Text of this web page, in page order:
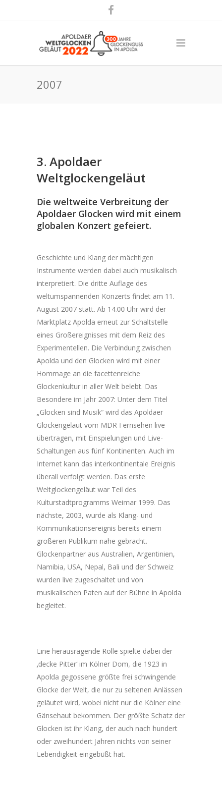
2007
3. Apoldaer
Weltglockengeläut
Die weltweite Verbreitung der
Apoldaer Glocken wird mit einem
globalen Konzert gefeiert.
Geschichte und Klang der mächtigen
Instrumente werden dabei auch musikalisch
interpretiert. Die dritte Auflage des
weltumspannenden Konzerts findet am 11.
August 2007 statt. Ab 14.00 Uhr wird der
Marktplatz Apolda erneut zur Schaltstelle
eines Großereignisses mit dem Reiz des
Experimentellen. Die Verbindung zwischen
Apolda und den Glocken wird mit einer
Hommage an die facettenreiche
Glockenkultur in aller Welt belebt. Das
Besondere im Jahr 2007: Unter dem Titel
„Glocken sind Musik“ wird das Apoldaer
Glockengeläut vom MDR Fernsehen live
übertragen, mit Einspielungen und Live-
Schaltungen aus fünf Kontinenten. Auch im
Internet kann das interkontinentale Ereignis
überall verfolgt werden. Das erste
Weltglockengeläut war Teil des
Kulturstadtprogramms Weimar 1999. Das
nächste, 2003, wurde als Klang- und
Kommunikationsereignis bereits einem
größeren Publikum nahe gebracht.
Glockenpartner aus Australien, Argentinien,
Namibia, USA, Nepal, Bali und der Schweiz
wurden live zugeschaltet und von
musikalischen Paten auf der Bühne in Apolda
begleitet.
Eine herausragende Rolle spielte dabei der
‚decke Pitter‘ im Kölner Dom, die 1923 in
Apolda gegossene größte frei schwingende
Glocke der Welt, die nur zu seltenen Anlässen
geläutet wird, wobei nicht nur die Kölner eine
Gänsehaut bekommen. Der größte Schatz der
Glocken ist ihr Klang, der auch nach hundert
oder zweihundert Jahren nichts von seiner
Lebendigkeit eingebüßt hat.